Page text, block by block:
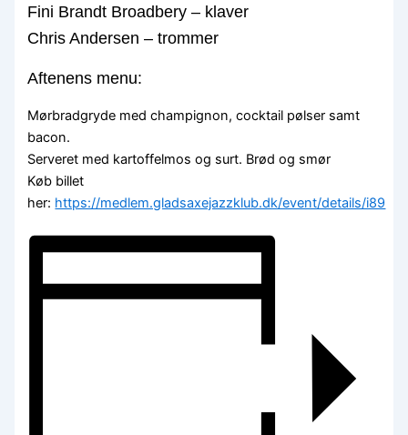
Fini Brandt Broadbery – klaver
Chris Andersen – trommer
Aftenens menu:
Mørbradgryde med champignon, cocktail pølser samt
bacon.
Serveret med kartoffelmos og surt. Brød og smør
Køb billet
her: https://medlem.gladsaxejazzklub.dk/event/details/i89